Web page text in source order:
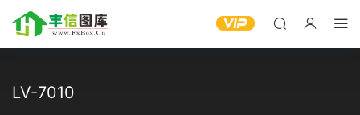
LV-7010